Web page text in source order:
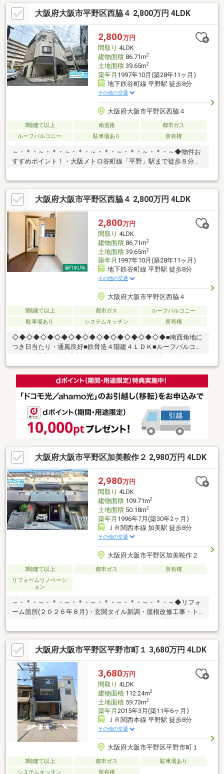
スーパーまで徒歩約2分・コンビニまで徒歩約1分・郵便局まで徒
歩約7分・ドラッグストアまで徒歩約7分・公園まで徒歩約7分そ
の他、周辺には生活に便利な施設多数あり！現況空き家につき気
兼ねなく内覧して頂けます！ 住宅ローンなどの資金計画もお気軽
にご相談ください！お問合せお待ちしております！
大阪府大阪市平野区西脇４ 2,800万円 4LDK
2,800万円
間取り 4LDK
建物面積86.71m2
土地面積39.65m2
築年月 1997年10月(築28年11ヶ月)
地下鉄谷町線 平野駅 徒歩8分
その他の交通
大阪府大阪市平野区西脇４
3階建て以上 南道路
都市ガス
ルーフバルコニー
駐車場あり 所有権
～・＊・～・＊・～・＊・～・＊・～・＊・～・＊・～◆物件お
すすめポイント！・大阪メトロ谷町線「平野」駅まで徒歩８分
（約６４０ｍ）♪ＪＲ大和路線「平野」駅まで徒歩１０分（約８０
０ｍ）の２Wayアクセス♪・通勤・通学に大変便利な立地です♪駅
周辺には商業施設などが充実しておりますので、生活に便利な環
境が整っております♪・南東角地のため日当たり、風通しがよく快
適にお住まいいただけます♪ハウスフリーダムは【東証スタンダー
ド上場企業】です。不動産購入や住宅ローンについては、ハウス
フリーダムにお任せ下さい。（ご来店の際は、店舗前に大型駐車
場を完備しております！）
大阪府大阪市平野区西脇４ 2,800万円 4LDK
2,800万円
間取り 4LDK
建物面積86.71m2
土地面積39.65m2
築年月 1997年10月(築28年11ヶ月)
地下鉄谷町線 平野駅 徒歩8分
その他の交通
大阪府大阪市平野区西脇４
3階建て以上 都市ガス
ルーフバルコニー
駐車場あり
システムキッチン 所有権
◇◆◇◆◇◆◇◆◇◆◇◆◇◆◇◆◇◆◇◆◇◆■南西角地に
つき日当たり・通風良好■鉄骨造４階建４ＬＤＫ■ルーフバルコニ
「平野」徒歩８分〇ＪＲ関西本線「平野」徒歩１１分■小・中学
校まで徒歩１０分圏内〇大阪市立平野西小学校：徒歩５分（360
ｍ）〇大阪市立平野中学校：徒歩９分（670ｍ）・スーパーやコ
ンビニ、ドラッグストアなど生活に便利な施設が周辺には充実し
ン大阪西脇2丁目店：徒歩2分 （90ｍ）〇ココカラファイン平野西
脇店：徒歩3分 （220ｍ）
大阪府大阪市平野区加美鞍作２ 2,980万円 4LDK
2,980万円
間取り 4LDK
建物面積109.71m2
土地面積50.18m2
築年月 1996年7月(築30年2ヶ月)
ＪＲ関西本線 加美駅 徒歩8分
その他の交通
大阪府大阪市平野区加美鞍作２
3階建て以上 都市ガス
所有権
リフォームリノベーシ
ョン
～・＊・～・＊・～・＊・～・＊・～・＊・～・＊・～◆リフォ
ーム箇所(２０２６年８月)・玄関タイル新調・屋根改修工事・ト
イレ新調・コンセントプレート新調・フロアタイル張替え
（LDK、洋室、階段、廊下）・クッションフロア張替え（洗面
所、トイレ）・玄関ポスト新調・コンロ新調・ダウンライト新
調・外壁塗装（建物前面）・洗面化粧台新調・スイッチプレート
新調・クロス張替え（全室壁、天井）ハウスフリーダムは【東証
スタンダード上場企業】です。不動産購入や住宅ローンについて
は、ハウスフリーダムにお任せ下さい。（ご来店の際は、店舗前
に大型駐車場を完備しております！）
大阪府大阪市平野区平野市町１ 3,680万円 4LDK
3,680万円
間取り 4LDK
建物面積112.24m2
土地面積59.73m2
築年月 2015年3月(築11年6ヶ月)
ＪＲ関西本線 平野駅 徒歩8分
その他の交通
大阪府大阪市平野区平野市町１
3階建て以上 都市ガス
駐車場あり
システムキッチン
所有権